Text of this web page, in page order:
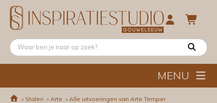
MENU
» Stalen » Arte » Alle uitvoeringen van Arte Temper